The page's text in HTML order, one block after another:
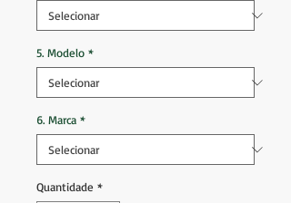
5. Modelo *
6. Marca *
Quantidade *